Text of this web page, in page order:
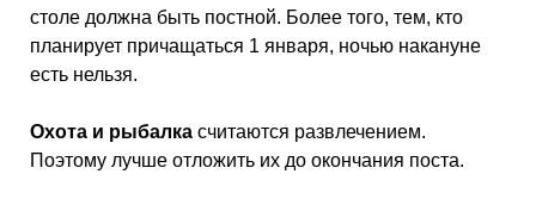
столе должна быть постной. Более того, тем, кто
планирует причащаться 1 января, ночью накануне
есть нельзя.
Охота и рыбалкасчитаются развлечением.
Поэтому лучше отложить их до окончания поста.